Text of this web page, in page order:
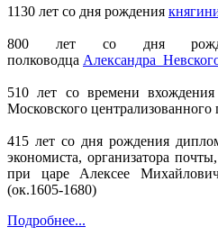
1130 лет со дня рождения
800 лет со дня
полководца Александра
510 лет со времени
Московского централизованного
415 лет со дня рождения
экономиста, организатора
при царе Алексее
(ок.1605-1680)
Подробнее...